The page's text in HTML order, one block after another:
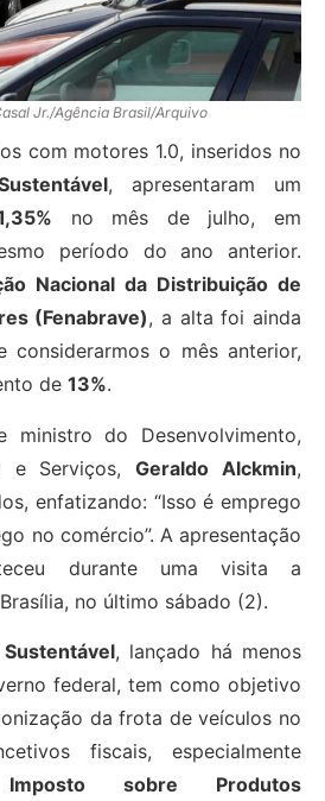
Jr./Agência Brasil/Arquivo
com motores 1.0, inseridos no
, apresentaram um
no mês de julho, em
período do ano anterior.
Nacional da Distribuição de
(Fenabrave), a alta foi ainda
considerarmos o mês anterior,
de 13%.
ministro do Desenvolvimento,
e Serviços,Geraldo Alckmin,
enfatizando: “Isso é emprego
no comércio”. A apresentação
durante uma visita a
no último sábado (2).
, lançado há menos
federal, tem como objetivo
da frota de veículos no
fiscais, especialmente
Imposto sobre Produtos